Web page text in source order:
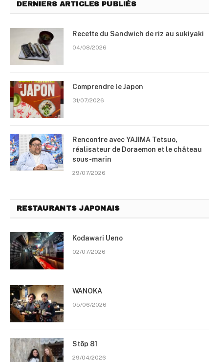
DERNIERS ARTICLES PUBLIÉS
Recette du Sandwich de riz au sukiyaki
04/08/2026
Comprendre le Japon
31/07/2026
Rencontre avec YAJIMA Tetsuo,
réalisateur de Doraemon et le château
sous-marin
29/07/2026
RESTAURANTS JAPONAIS
Kodawari Ueno
02/07/2026
WANOKA
05/06/2026
Stōp 81
29/04/2026